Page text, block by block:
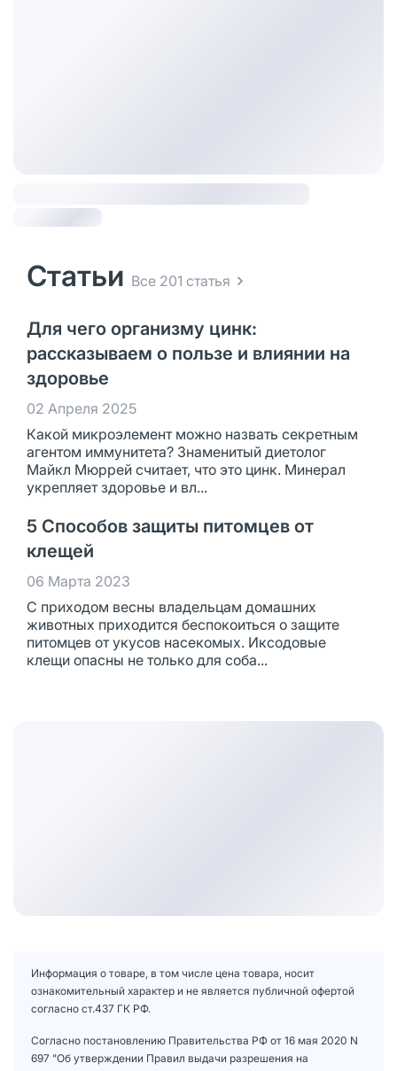
Статьи Все 201 статья
Для чего организму цинк:
рассказываем о пользе и влиянии на
здоровье
02 Апреля 2025
Какой микроэлемент можно назвать секретным
агентом иммунитета? Знаменитый диетолог
Майкл Мюррей считает, что это цинк. Минерал
укрепляет здоровье и вл...
5 Способов защиты питомцев от
клещей
06 Марта 2023
С приходом весны владельцам домашних
животных приходится беспокоиться о защите
питомцев от укусов насекомых. Иксодовые
клещи опасны не только для соба...
Информация о товаре, в том числе цена товара, носит
ознакомительный характер и не является публичной офертой
согласно ст.437 ГК РФ.
Согласно постановлению Правительства РФ от 16 мая 2020 N
697 "Об утверждении Правил выдачи разрешения на